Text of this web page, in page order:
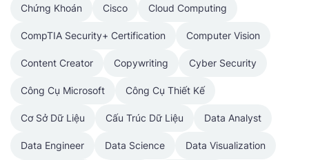
Chứng Khoán Cisco Cloud Computing
CompTIA Security+ Certification Computer Vision
Content Creator Copywriting Cyber Security
Công Cụ Microsoft Công Cụ Thiết Kế
Cơ Sở Dữ Liệu Cấu Trúc Dữ Liệu Data Analyst
Data Engineer Data Science Data Visualization